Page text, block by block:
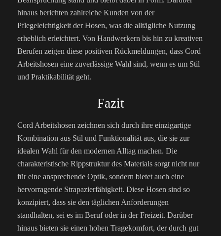
hinaus berichten zahlreiche Kunden von der
Pflegeleichtigkeit der Hosen, was die alltägliche Nutzung
erheblich erleichtert. Von Handwerkern bis hin zu kreativen
Berufen zeigen diese positiven Rückmeldungen, dass Cord
Arbeitshosen eine zuverlässige Wahl sind, wenn es um Stil
und Praktikabilität geht.
Fazit
Cord Arbeitshosen zeichnen sich durch ihre einzigartige
Kombination aus Stil und Funktionalität aus, die sie zur
idealen Wahl für den modernen Alltag machen. Die
charakteristische Rippstruktur des Materials sorgt nicht nur
für eine ansprechende Optik, sondern bietet auch eine
hervorragende Strapazierfähigkeit. Diese Hosen sind so
konzipiert, dass sie den täglichen Anforderungen
standhalten, sei es im Beruf oder in der Freizeit. Darüber
hinaus bieten sie einen hohen Tragekomfort, der durch gut